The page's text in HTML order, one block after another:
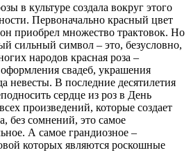
в культуре создала вокруг этого
Первоначально красный цвет
приобрел множество трактовок. Но
сильный символ – это, безусловно,
народов красная роза –
свадеб, украшения
невесты. В последние десятилетия
сердце из роз в День
произведений, которые создает
без сомнений, это самое
А самое грандиозное –
которых являются роскошные